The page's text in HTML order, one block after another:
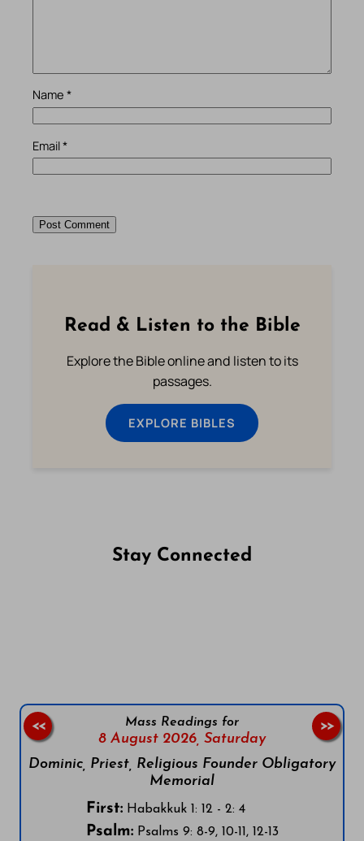
Name *
Email*
Read & Listen to the Bible
Explore the Bible online and listen to its
passages.
EXPLORE BIBLES
Stay Connected
Mass Readings for
8 August 2026, Saturday
Dominic, Priest, Religious Founder Obligatory
Memorial
First:Habakkuk 1: 12 - 2: 4
Psalm:Psalms 9: 8-9, 10-11, 12-13
<< >>